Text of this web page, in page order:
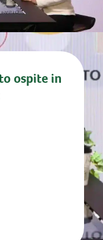
ospite in